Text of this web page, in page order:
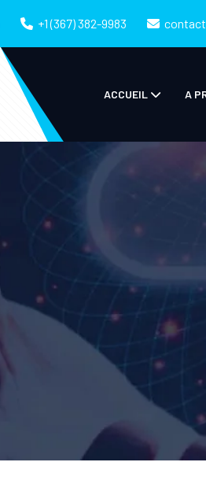
+1 (367) 382-9983
ACCUEIL A